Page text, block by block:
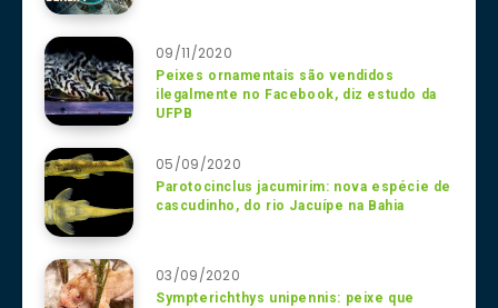
09/11/2020
Peixes ornamentais são vendidos
ilegalmente no Facebook, diz estudo da
UFPB
05/09/2020
Parotocinclus jacumirim: nova espécie de
cascudinho, do rio Jacuípe na Bahia
03/09/2020
Sympterichthys unipennis: peixe que